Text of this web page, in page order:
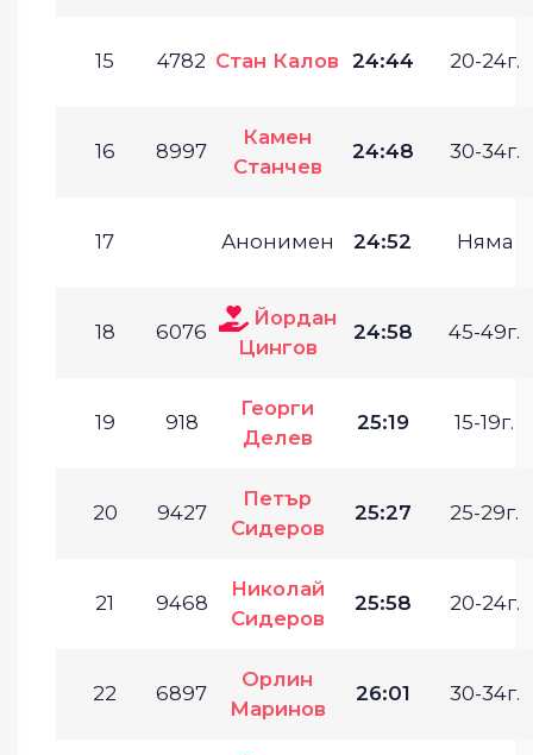
15 4782 Стан Калов 24:44 20-24г.
16 8997
Камен
Станчев
24:48 30-34г.
17 Анонимен 24:52 Няма
18 6076
Йордан
Цингов
24:58 45-49г.
19 918
Георги
Делев
25:19 15-19г.
20 9427
Петър
Сидеров
25:27 25-29г.
21 9468
Николай
Сидеров
25:58 20-24г.
22 6897
Орлин
Маринов
26:01 30-34г.